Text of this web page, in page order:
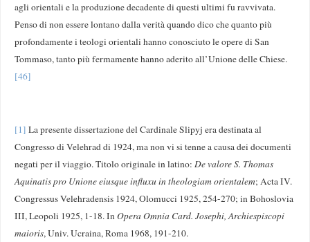
agli orientali e la produzione decadente di questi ultimi fu ravvivata.
Penso di non essere lontano dalla verità quando dico che quanto più
profondamente i teologi orientali hanno conosciuto le opere di San
Tommaso, tanto più fermamente hanno aderito all’Unione delle Chiese.
[46]
[1] La presente dissertazione del Cardinale Slipyj era destinata al
Congresso di Velehrad di 1924, ma non vi si tenne a causa dei documenti
negati per il viaggio. Titolo originale in latino: De valore S. Thomas
Aquinatis pro Unione eiusque influxu in theologiam orientalem; Acta IV.
Congressus Velehradensis 1924, Olomucci 1925, 254-270; in Bohoslovia
III, Leopoli 1925, 1-18. InOpera Omnia Card. Josephi, Archiespiscopi
maioris, Univ. Ucraina, Roma 1968, 191-210.